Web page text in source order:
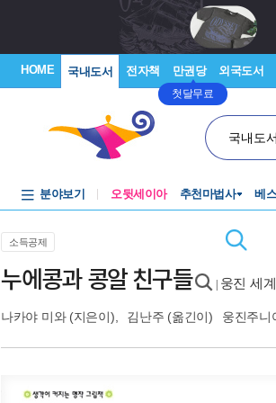
HOME 국내도서 전자책 만권당
첫달무료
외국도서
국내도
분야보기 오뒷세이아 추천마법사 베
소득공제
누에콩과 콩알 친구들 웅진 세
나카야 미와(지은이), 김난주 (옮긴이) 웅진주니